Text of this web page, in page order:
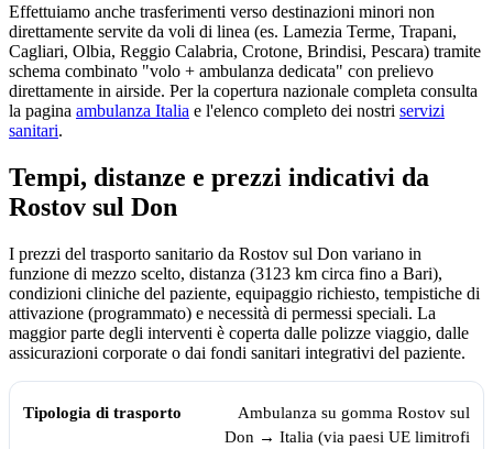
Effettuiamo anche trasferimenti verso destinazioni minori non
direttamente servite da voli di linea (es. Lamezia Terme, Trapani,
Cagliari, Olbia, Reggio Calabria, Crotone, Brindisi, Pescara) tramite
schema combinato "volo + ambulanza dedicata" con prelievo
direttamente in airside. Per la copertura nazionale completa consulta
la pagina ambulanza Italia e l'elenco completo dei nostri servizi
sanitari.
Tempi, distanze e prezzi indicativi da
Rostov sul Don
I prezzi del trasporto sanitario da Rostov sul Don variano in
funzione di mezzo scelto, distanza (3123 km circa fino a Bari),
condizioni cliniche del paziente, equipaggio richiesto, tempistiche di
attivazione (programmato) e necessità di permessi speciali. La
maggior parte degli interventi è coperta dalle polizze viaggio, dalle
assicurazioni corporate o dai fondi sanitari integrativi del paziente.
Tempi, distanze e prezzi indicativi per il trasporto sanitario da
Rostov
Tipologia di trasporto
Ambulanza su gomma Rostov sul
Don → Italia (via paesi UE limitrofi